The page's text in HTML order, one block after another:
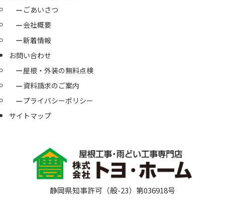
静岡県知事許可（般-23）第036918号
ごあいさつ
会社概要
新着情報
お問い合わせ
屋根・外装の無料点検
資料請求のご案内
プライバシーポリシー
サイトマップ